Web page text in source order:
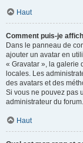
Haut
Comment puis-je
Dans le panneau de
ajouter un avatar en
« Gravatar », la galerie
locales. Les
des avatars et des
Si vous ne pouvez pas
administrateur du forum.
Haut